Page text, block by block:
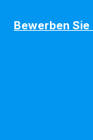
Bewerben